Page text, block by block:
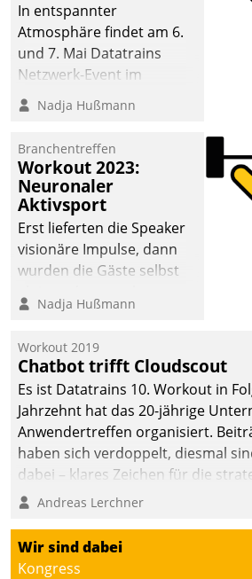
In entspannter
Atmosphäre findet am 6.
und 7. Mai Datatrains
Netzwerk-Event im
Kunden- und Partnerkreis
statt. Zentrale Frage: Wie
Mammutprojekte
meistern und Workloads
wuppen – bei zunehmend
anspruchsvollen
Aufgaben und
abnehmendem
Nadja Hußmann
Branchentreffen
Workout 2023:
Neuronaler
Aktivsport
Erst lieferten die Speaker
visionäre Impulse, dann
wurden die Gäste selbst
methodisch
Quartier. Dazwischen
zeigte Datatrain, was es
Neues zu bieten hat.
Nadja Hußmann
Workout 2019
Chatbot trifft Cloudscout
Es ist Datatrains 10. Workout in
Jahrzehnt hat das 20-jährige
Anwendertreffen organisiert.
haben sich verdoppelt, diesmal
dabei – klares Zeichen für die
Fokussierung auf den Kunden.
Andreas Lerchner
Wir sind dabei
Kongress